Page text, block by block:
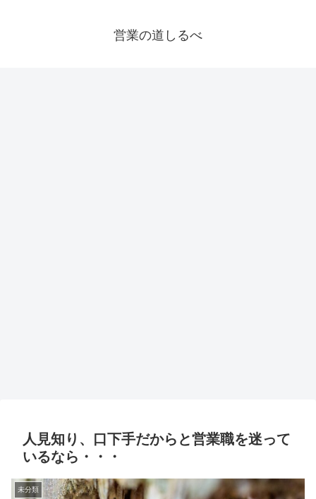
営業の道しるべ
人見知り、口下手だからと営業職を迷って
いるなら・・・
未分類